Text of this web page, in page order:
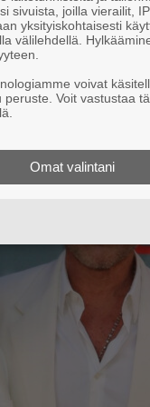
suoraan
sivuista, joilla vierailit,
yksityiskohtaisesti
välilehdellä.
voivat
peruste. Voit vastustaa
Omat valintani